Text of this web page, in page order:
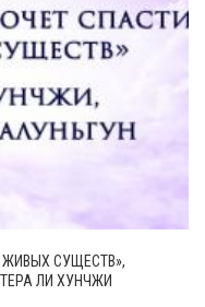
ЖИВЫХ СУЩЕСТВ»,
ЛИ ХУНЧЖИ